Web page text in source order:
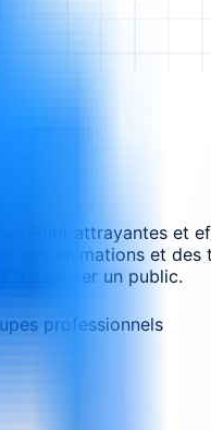
attrayantes et
des animations et des
à captiver un public.
professionnels